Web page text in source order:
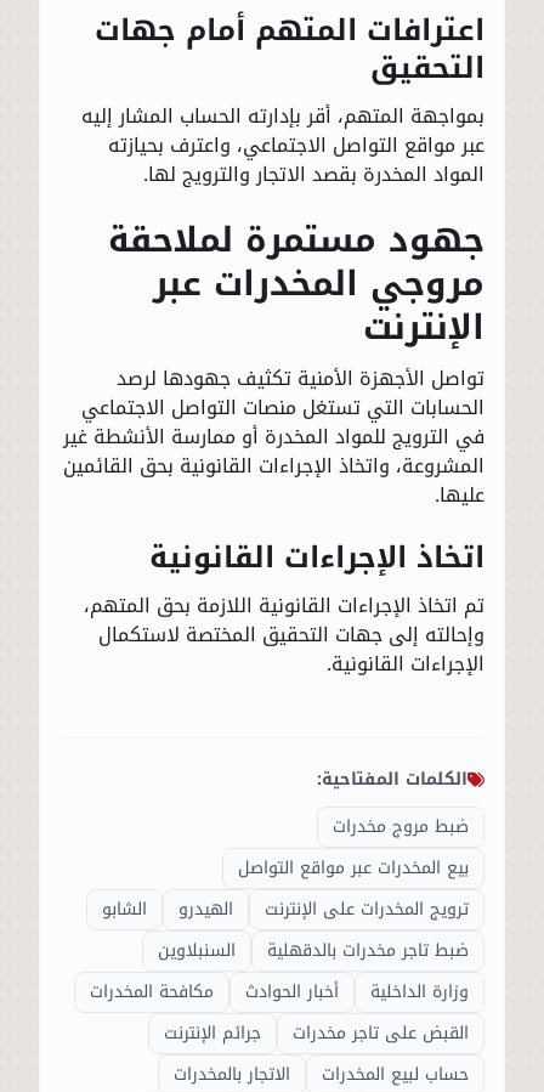
اعترافات المتهم أمام جهات
التحقيق
بمواجهة المتهم، أقر بإدارته الحساب المشار إليه
عبر مواقع التواصل الاجتماعي، واعترف بحيازته
المواد المخدرة بقصد الاتجار والترويج لها.
جهود مستمرة لملاحقة
مروجي المخدرات عبر
الإنترنت
تواصل الأجهزة الأمنية تكثيف جهودها لرصد
الحسابات التي تستغل منصات التواصل الاجتماعي
في الترويج للمواد المخدرة أو ممارسة الأنشطة غير
المشروعة، واتخاذ الإجراءات القانونية بحق القائمين
عليها.
اتخاذ الإجراءات القانونية
تم اتخاذ الإجراءات القانونية اللازمة بحق المتهم،
وإحالته إلى جهات التحقيق المختصة لاستكمال
الإجراءات القانونية.
الكلمات المفتاحية:
ضبط مروج مخدرات
بيع المخدرات عبر مواقع التواصل
ترويج المخدرات على الإنترنت
الهيدرو
الشابو
ضبط تاجر مخدرات بالدقهلية
السنبلاوين
وزارة الداخلية
أخبار الحوادث
مكافحة المخدرات
القبض على تاجر مخدرات
جرائم الإنترنت
حساب لبيع المخدرات
الاتجار بالمخدرات